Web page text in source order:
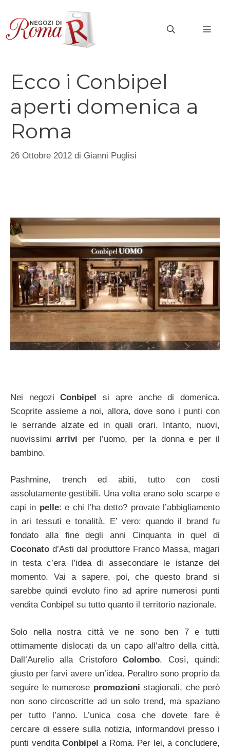
contenuto
Ecco i Conbipel
aperti domenica a
Roma
26 Ottobre 2012 di Gianni Puglisi
Nei negoziConbipel si apre anche di domenica.
Scoprite assieme a noi, allora, dove sono i punti con
le serrande alzate ed in quali orari. Intanto, nuovi,
nuovissimiarrivi per l’uomo, per la donna e per il
bambino.
Pashmine, trench ed abiti, tutto con costi
assolutamente gestibili. Una volta erano solo scarpe e
capi in pelle: e chi l’ha detto? provate l’abbigliamento
in ari tessuti e tonalità. E’ vero: quando il brand fu
fondato alla fine degli anni Cinquanta in quel di
Coconato d’Asti dal produttore Franco Massa, magari
in testa c’era l’idea di assecondare le istanze del
momento. Vai a sapere, poi, che questo brand si
sarebbe quindi evoluto fino ad aprire numerosi punti
vendita Conbipel su tutto quanto il territorio nazionale.
Solo nella nostra città ve ne sono ben 7 e tutti
ottimamente dislocati da un capo all’altro della città.
Dall’Aurelio alla CristoforoColombo. Così, quindi:
giusto per farvi avere un’idea. Peraltro sono proprio da
seguire le numerose promozioni stagionali, che però
non sono circoscritte ad un solo trend, ma spaziano
per tutto l’anno. L’unica cosa che dovete fare è
cercare di essere sulla notizia, informandovi presso i
punti venditaConbipel a Roma. Per lei, a concludere,